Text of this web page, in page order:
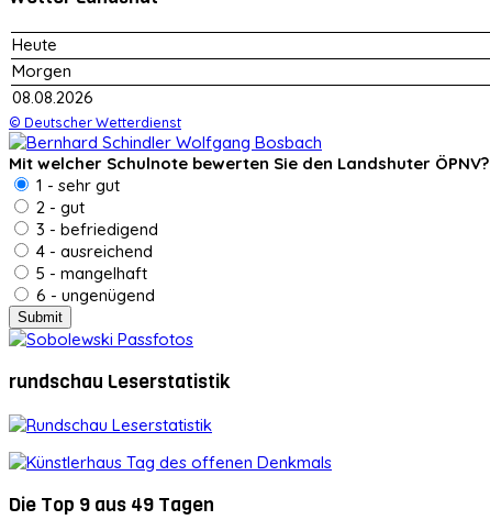
Heute
Morgen
08.08.2026
© Deutscher Wetterdienst
Mit welcher Schulnote bewerten Sie den Landshuter ÖPNV?
1 - sehr gut
2 - gut
3 - befriedigend
4 - ausreichend
5 - mangelhaft
6 - ungenügend
rundschau Leserstatistik
Die Top 9 aus 49 Tagen